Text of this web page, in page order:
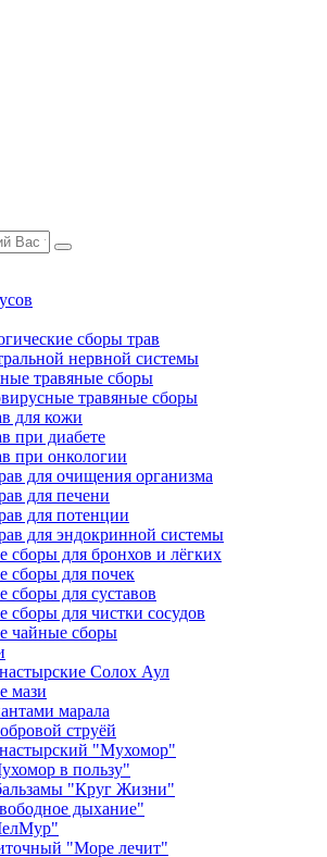
сборы трав
нервной системы
травяные сборы
травяные сборы
для кожи
при диабете
при онкологии
для очищения организма
для печени
для потенции
для эндокринной системы
сборы для бронхов и лёгких
сборы для почек
сборы для суставов
сборы для чистки сосудов
чайные сборы
Солох Аул
мази
марала
струёй
"Мухомор"
в пользу"
"Круг Жизни"
дыхание"
"Море лечит"